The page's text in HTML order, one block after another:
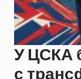
У ЦСКА
с